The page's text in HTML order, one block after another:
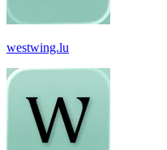
westwing.lu